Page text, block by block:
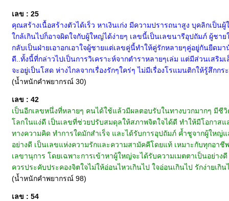
เลข : 25
คุณสร้างเนื้อสร้างตัวได้เร็ว หาเงินเก่ง มีความปรารถนาสูง บุคลิกเป็
ใกล้เกินไปก็อาจผิดใจกับผู้ใหญ่ได้ง่ายๆ เลขนี้เป็นเลขนารีอุปถัมภ์ ผู้ช
กลับเป็นฝ่ายเอาอกเอาใจผู้ชายแต่เลขคู่นี้ทำให้คู่รักหลายๆคู่อยู่กันยืด
ดี..ทั้งนี้ที่กล่าวไปเป็นการวิเคราะห์จากตำราหลายๆเล่ม แต่มีส่วนเสริ
จะอยู่เป็นโสด ห่างไกลจากเรื่องรักๆใคร่ๆ ไม่มีเรื่องโรแมนติกให้รู้สึก
(น้ำหนักคำพยากรณ์ 30)
เลข : 42
เป็นอีกเลขหนึ่งที่หลายๆ คนได้ใช้แล้วมีผลตอบรับในทางบวกมากๆ มีชี
โลกในแง่ดี เป็นเลขที่ช่วยปรับสมดุลให้สภาพจิตใจได้ดี ทำให้มีโอกาส
ทางความคิด ทำการใดมักสำเร็จ และได้รับการอุปถัมภ์ ค้ำชูจากผู้ใหญ่
อย่างดี เป็นเลขแห่งความรักและความสามัคคีโดยแท้ เหมาะกับทุกอา
เลขานุการ โดยเฉพาะการเข้าหาผู้ใหญ่จะได้รับความเมตตาเป็นอย่า
ควรประคับประคองจิตใจไม่ให้อ่อนไหวเกินไป ใจอ่อนเกินไป รักง่ายเกิ
(น้ำหนักคำพยากรณ์ 98)
เลข : 54